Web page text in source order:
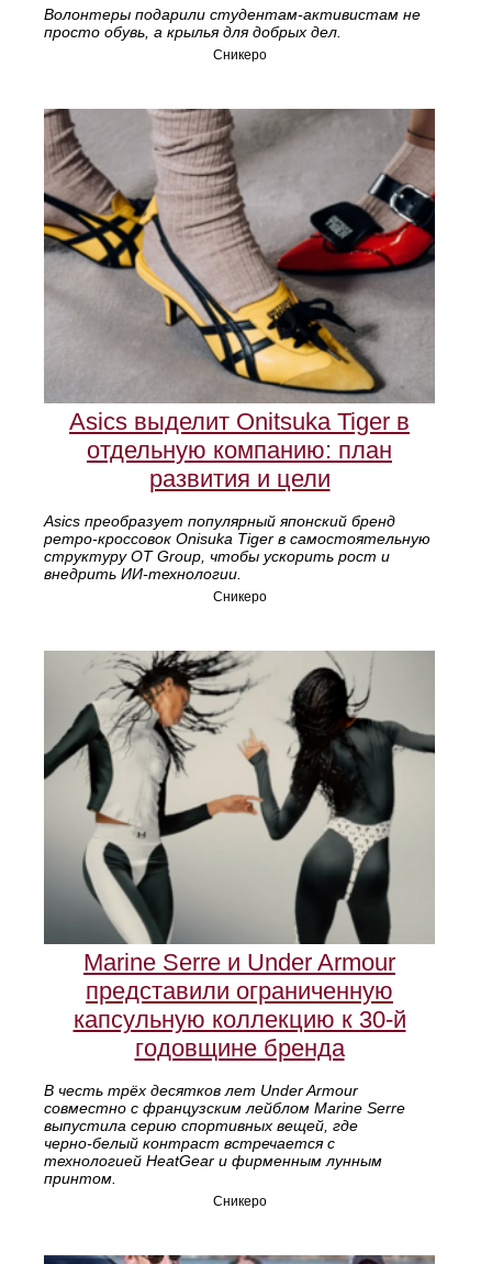
Волонтеры подарили студентам-активистам не
просто обувь, а крылья для добрых дел.
Сникеро
Asics выделит Onitsuka Tiger в
отдельную компанию: план
развития и цели
Asics преобразует популярный японский бренд
ретро‑кроссовок Onisuka Tiger в самостоятельную
структуру OT Group, чтобы ускорить рост и
внедрить ИИ‑технологии.
Сникеро
Marine Serre и Under Armour
представили ограниченную
капсульную коллекцию к 30‑й
годовщине бренда
В честь трёх десятков лет Under Armour
совместно с французским лейблом Marine Serre
выпустила серию спортивных вещей, где
черно‑белый контраст встречается с
технологией HeatGear и фирменным лунным
принтом.
Сникеро